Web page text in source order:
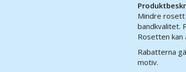
Mindre rosett
bandkvalitet.
Rosetten kan
Rabatterna
motiv.